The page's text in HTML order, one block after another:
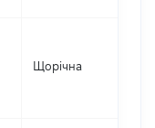
Щорічна